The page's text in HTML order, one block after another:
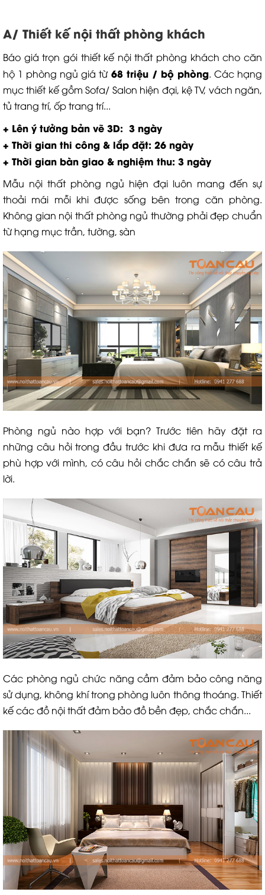
A/ Thiết kế nội thất phòng khách
Báo giá trọn gói thiết kế nội thất phòng khách cho căn
hộ 1 phòng ngủ giá từ 68 triệu / bộ phòng. Các hạng
mục thiết kế gồm Sofa/ Salon hiện đại, kệ TV, vách ngăn,
tủ trang trí, ốp trang trí...
+ Lên ý tưởng bản vẽ 3D: 3 ngày
+ Thời gian thi công & lắp đặt: 26 ngày
+ Thời gian bàn giao & nghiệm thu: 3 ngày
Mẫu nội thất phòng ngủ hiện đại luôn mang đến sự
thoải mái mỗi khi được sống bên trong căn phòng.
Không gian nội thất phòng ngủ thường phải đẹp chuẩn
từ hạng mục trần, tường, sàn
Phòng ngủ nào hợp với bạn? Trước tiên hãy đặt ra
những câu hỏi trong đầu trước khi đưa ra mẫu thiết kế
phù hợp với mình, có câu hỏi chắc chắn sẽ có câu trả
lời.
Các phòng ngủ chức năng cầm đảm bảo công năng
sử dụng, không khí trong phòng luôn thông thoáng. Thiết
kế các đồ nội thất đảm bảo đồ bền đẹp, chắc chắn...